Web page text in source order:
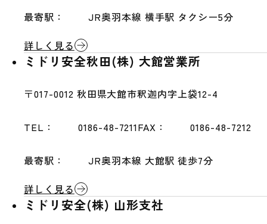
最寄駅：
JR奥羽本線 横手駅 タクシー5分
詳しく見る
ミドリ安全秋田(株) 大館営業所
〒017-0012 秋田県大館市釈迦内字上袋12-4
TEL： 0186-48-7211FAX： 0186-48-7212
最寄駅：
JR奥羽本線 大館駅 徒歩7分
詳しく見る
ミドリ安全(株) 山形支社